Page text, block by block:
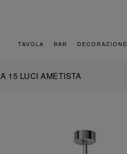
TAVOLA BAR DECORAZIONE
15 LUCI AMETISTA